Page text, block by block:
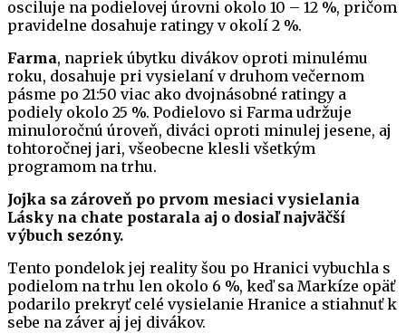
osciluje na podielovej úrovni okolo 10 – 12 %, pričom
pravidelne dosahuje ratingy v okolí 2 %.
Farma, napriek úbytku divákov oproti minulému
roku, dosahuje pri vysielaní v druhom večernom
pásme po 21:50 viac ako dvojnásobné ratingy a
podiely okolo 25 %. Podielovo si Farma udržuje
minuloročnú úroveň, diváci oproti minulej jesene, aj
tohtoročnej jari, všeobecne klesli všetkým
programom na trhu.
Jojka sa zároveň po prvom mesiaci vysielania
Lásky na chate postarala aj o dosiaľ najväčší
výbuch sezóny.
Tento pondelok jej reality šou po Hranici vybuchla s
podielom na trhu len okolo 6 %, keď sa Markíze opäť
podarilo prekryť celé vysielanie Hranice a stiahnuť k
sebe na záver aj jej divákov.